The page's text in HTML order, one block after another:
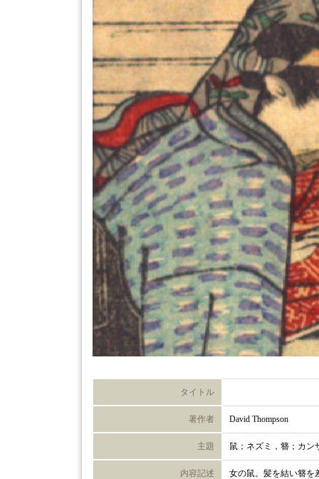
タイトル
著作者 David Thompson
主題 鼠；ネズミ，簪；カン
内容記述
女の鼠。髪を結い簪を